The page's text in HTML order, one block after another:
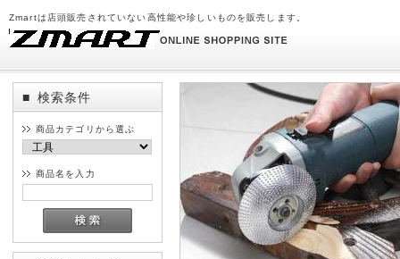
Zmartは店頭販売されていない高性能や珍しいものを販売します。
■ 検索条件
商品カテゴリから選ぶ
商品名を入力